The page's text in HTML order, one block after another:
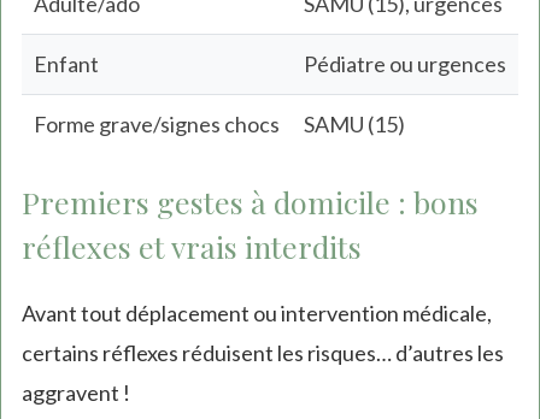
Enfant Pédiatre ou urgences
Forme grave/signes chocs SAMU (15)
Premiers gestes à domicile : bons
réflexes et vrais interdits
Avant tout déplacement ou intervention médicale,
certains réflexes réduisent les risques… d’autres les
aggravent !